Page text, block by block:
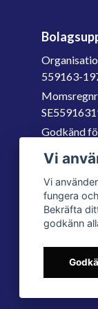
559163-
Godkänd
060-566 800
Vi
Vi
fungera
Bekräfta
godkänn